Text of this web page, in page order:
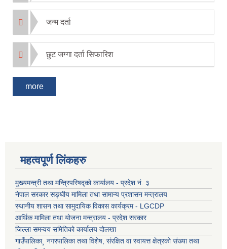
जन्म दर्ता
छुट जग्गा दर्ता सिफारिश
more
महत्वपूर्ण लिंकहरु
मुख्यमन्त्री तथा मन्त्रिपरिषद्को कार्यालय - प्रदेश नं. ३
नेपाल सरकार सङ्घीय मामिला तथा सामान्य प्रशासन मन्त्रालय
स्थानीय शासन तथा सामुदायिक विकास कार्यक्रम - LGCDP
आर्थिक मामिला तथा योजना मन्त्रालय - प्रदेश सरकार
जिल्ला समन्वय समितिको कार्यालय दोलखा
गाउँपालिका¸ नगरपालिका तथा विशेष, संरक्षित वा स्वायत्त क्षेत्रको संख्या तथा